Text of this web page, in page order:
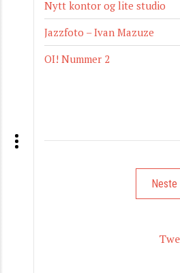
Nytt kontor og lite studio
Jazzfoto – Ivan Mazuze
OI! Nummer 2
Neste
Neste